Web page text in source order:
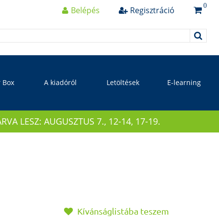
Belépés Regisztráció 0
Box A kiadóról Letöltések E-learning
LESZ: AUGUSZTUS 7., 12-14, 17-19.
Kívánságlistába teszem